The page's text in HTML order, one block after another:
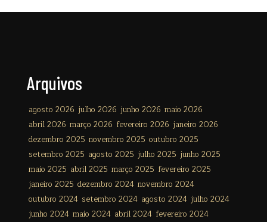
Arquivos
agosto 2026 julho 2026 junho 2026 maio 2026
abril 2026 março 2026 fevereiro 2026 janeiro 2026
dezembro 2025 novembro 2025 outubro 2025
setembro 2025 agosto 2025 julho 2025 junho 2025
maio 2025 abril 2025 março 2025 fevereiro 2025
janeiro 2025 dezembro 2024 novembro 2024
outubro 2024 setembro 2024 agosto 2024 julho 2024
junho 2024 maio 2024 abril 2024 fevereiro 2024